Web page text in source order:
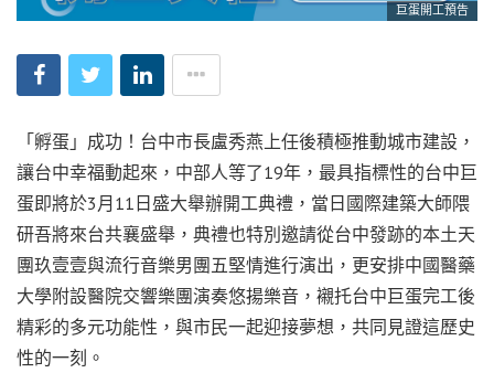
巨蛋開工預告
「孵蛋」成功！台中市長盧秀燕上任後積極推動城市建設，
讓台中幸福動起來，中部人等了19年，最具指標性的台中巨
蛋即將於3月11日盛大舉辦開工典禮，當日國際建築大師隈
研吾將來台共襄盛舉，典禮也特別邀請從台中發跡的本土天
團玖壹壹與流行音樂男團五堅情進行演出，更安排中國醫藥
大學附設醫院交響樂團演奏悠揚樂音，襯托台中巨蛋完工後
精彩的多元功能性，與市民一起迎接夢想，共同見證這歷史
性的一刻。